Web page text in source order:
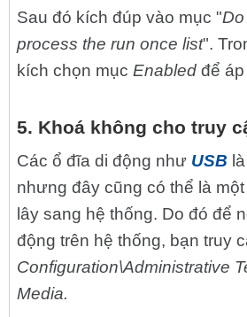
Sau đó kích đúp vào mục "
process the run once list".
kích chọn mục Enabled để
5. Khoá không cho truy
Các ổ đĩa di động như USB
nhưng đây cũng có thể là
lây sang hệ thống. Do đó để
động trên hệ thống, bạn truy
Configuration\Administrative
Media.